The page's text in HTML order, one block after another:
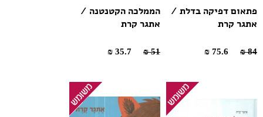
פתאום דפיקה בדלת /
אתגר קרת
84 ₪
הממלכה הקטנטנה /
אתגר קרת
51 ₪